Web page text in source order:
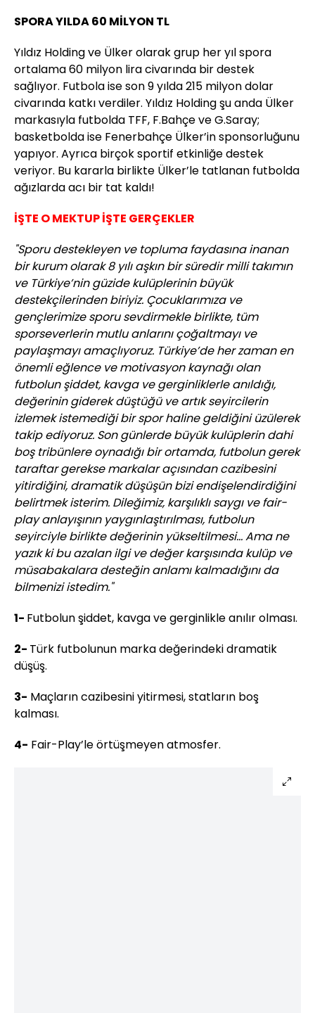
SPORA YILDA 60 MİLYON TL
Yıldız Holding ve Ülker olarak grup her yıl spora
ortalama 60 milyon lira civarında bir destek
sağlıyor. Futbola ise son 9 yılda 215 milyon dolar
civarında katkı verdiler. Yıldız Holding şu anda Ülker
markasıyla futbolda TFF, F.Bahçe ve G.Saray;
basketbolda ise Fenerbahçe Ülker’in sponsorluğunu
yapıyor. Ayrıca birçok sportif etkinliğe destek
veriyor. Bu kararla birlikte Ülker’le tatlanan futbolda
ağızlarda acı bir tat kaldı!
İŞTE O MEKTUP İŞTE GERÇEKLER
"Sporu destekleyen ve topluma faydasına inanan
bir kurum olarak 8 yılı aşkın bir süredir milli takımın
ve Türkiye’nin güzide kulüplerinin büyük
destekçilerinden biriyiz. Çocuklarımıza ve
gençlerimize sporu sevdirmekle birlikte, tüm
sporseverlerin mutlu anlarını çoğaltmayı ve
paylaşmayı amaçlıyoruz. Türkiye’de her zaman en
önemli eğlence ve motivasyon kaynağı olan
futbolun şiddet, kavga ve gerginliklerle anıldığı,
değerinin giderek düştüğü ve artık seyircilerin
izlemek istemediği bir spor haline geldiğini üzülerek
takip ediyoruz. Son günlerde büyük kulüplerin dahi
boş tribünlere oynadığı bir ortamda, futbolun gerek
taraftar gerekse markalar açısından cazibesini
yitirdiğini, dramatik düşüşün bizi endişelendirdiğini
belirtmek isterim. Dileğimiz, karşılıklı saygı ve fair-
play anlayışının yaygınlaştırılması, futbolun
seyirciyle birlikte değerinin yükseltilmesi... Ama ne
yazık ki bu azalan ilgi ve değer karşısında kulüp ve
müsabakalara desteğin anlamı kalmadığını da
bilmenizi istedim."
1- Futbolun şiddet, kavga ve gerginlikle anılır olması.
2- Türk futbolunun marka değerindeki dramatik
düşüş.
3- Maçların cazibesini yitirmesi, statların boş
kalması.
4- Fair-Play’le örtüşmeyen atmosfer.